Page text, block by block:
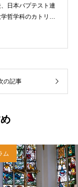
日本バプテスト連
哲学科のカトリッ
ラ・サール高校で
盟宣教室主事、日
８年間務める。
の記事
ム